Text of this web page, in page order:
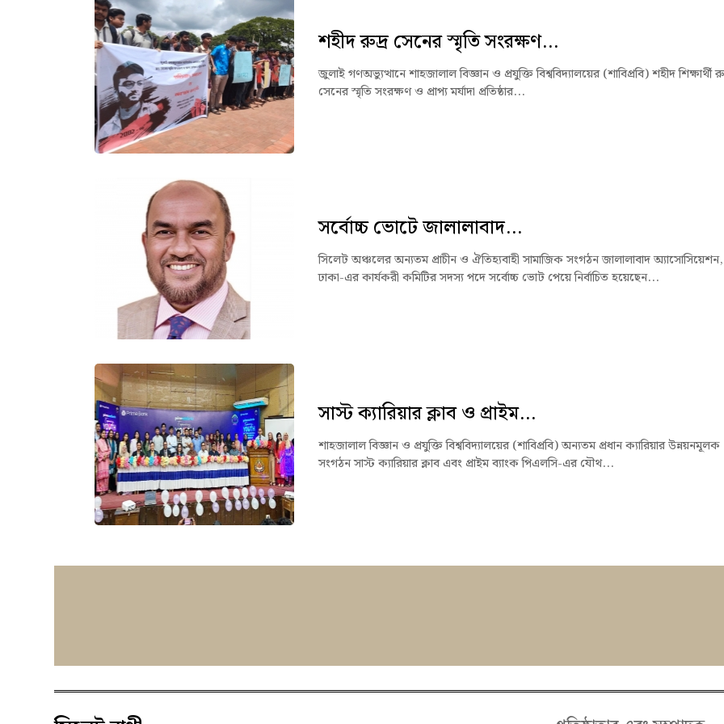
শহীদ রুদ্র সেনের স্মৃতি সংরক্ষণ...
জুলাই গণঅভ্যুত্থানে শাহজালাল বিজ্ঞান ও প্রযুক্তি বিশ্ববিদ্যালয়ের (শাবিপ্রবি) শহীদ শিক্ষার্থী
সেনের স্মৃতি সংরক্ষণ ও প্রাপ্য মর্যাদা প্রতিষ্ঠার...
সর্বোচ্চ ভোটে জালালাবাদ...
সিলেট অঞ্চলের অন্যতম প্রাচীন ও ঐতিহ্যবাহী সামাজিক সংগঠন জালালাবাদ অ্যাসোসিয়েশন,
ঢাকা-এর কার্যকরী কমিটির সদস্য পদে সর্বোচ্চ ভোট পেয়ে নির্বাচিত হয়েছেন...
সাস্ট ক্যারিয়ার ক্লাব ও প্রাইম...
শাহজালাল বিজ্ঞান ও প্রযুক্তি বিশ্ববিদ্যালয়ের (শাবিপ্রবি) অন্যতম প্রধান ক্যারিয়ার উন্নয়নমূলক
সংগঠন সাস্ট ক্যারিয়ার ক্লাব এবং প্রাইম ব্যাংক পিএলসি-এর যৌথ...